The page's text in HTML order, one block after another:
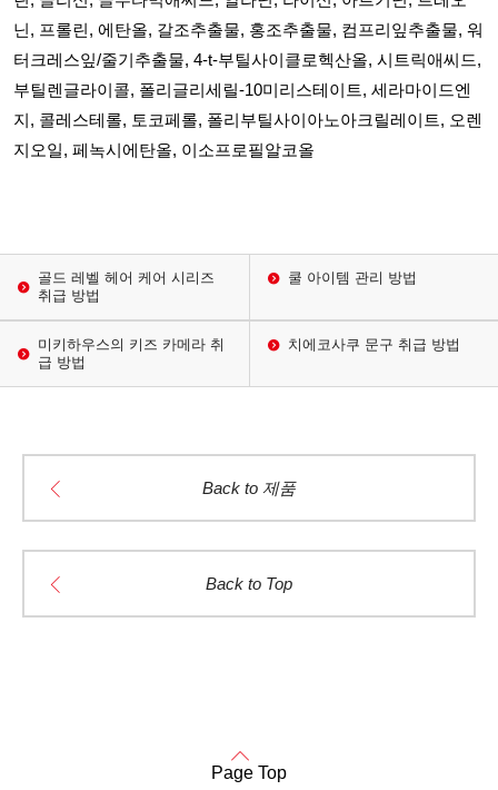
닌, 프롤린, 에탄올, 갈조추출물, 홍조추출물, 컴프리잎추출물, 워
터크레스잎/줄기추출물, 4-t-부틸사이클로헥산올, 시트릭애씨드,
부틸렌글라이콜, 폴리글리세릴-10미리스테이트, 세라마이드엔
지, 콜레스테롤, 토코페롤, 폴리부틸사이아노아크릴레이트, 오렌
지오일, 페녹시에탄올, 이소프로필알코올
골드 레벨 헤어 케어 시리즈
취급 방법
쿨 아이템 관리 방법
미키하우스의 키즈 카메라 취
급 방법
치에코사쿠 문구 취급 방법
Back to 제품
Back to Top
Page Top